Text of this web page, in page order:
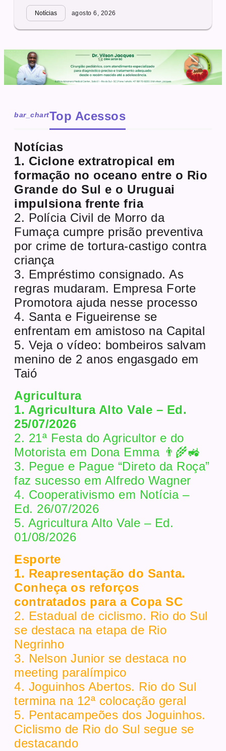
Notícias agosto 6, 2026
bar_chartTop Acessos
Notícias
1. Ciclone extratropical em
formação no oceano entre o Rio
Grande do Sul e o Uruguai
impulsiona frente fria
2. Polícia Civil de Morro da
Fumaça cumpre prisão preventiva
por crime de tortura-castigo contra
criança
3. Empréstimo consignado. As
regras mudaram. Empresa Forte
Promotora ajuda nesse processo
4. Santa e Figueirense se
enfrentam em amistoso na Capital
5. Veja o vídeo: bombeiros salvam
menino de 2 anos engasgado em
Taió
Agricultura
1. Agricultura Alto Vale – Ed.
25/07/2026
2. 21ª Festa do Agricultor e do
Motorista em Dona Emma 👨‍🌾🚜
3. Pegue e Pague “Direto da Roça”
faz sucesso em Alfredo Wagner
4. Cooperativismo em Notícia –
Ed. 26/07/2026
5. Agricultura Alto Vale – Ed.
01/08/2026
Esporte
1. Reapresentação do Santa.
Conheça os reforços
contratados para a Copa SC
2. Estadual de ciclismo. Rio do Sul
se destaca na etapa de Rio
Negrinho
3. Nelson Junior se destaca no
meeting paralímpico
4. Joguinhos Abertos. Rio do Sul
termina na 12ª colocação geral
5. Pentacampeões dos Joguinhos.
Ciclismo de Rio do Sul segue se
destacando